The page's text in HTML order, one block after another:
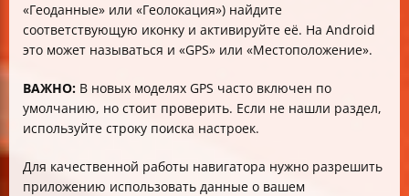
«Геоданные» или «Геолокация») найдите
соответствующую иконку и активируйте её. На Android
это может называться и «GPS» или «Местоположение».
ВАЖНО: В новых моделях GPS часто включен по
умолчанию, но стоит проверить. Если не нашли раздел,
используйте строку поиска настроек.
Для качественной работы навигатора нужно разрешить
приложению использовать данные о вашем